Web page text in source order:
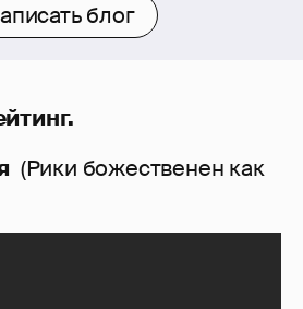
блог
(Рики божественен как